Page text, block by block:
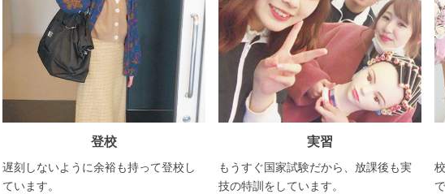
登校
遅刻しないように余裕も持って登校し
ています。
実習
もうすぐ国家試験だから、放課後も実
技の特訓をしています。